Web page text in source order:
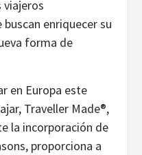
viajeros
enriquecer su
forma de
en Europa este
Traveller Made®,
la incorporación de
proporciona a